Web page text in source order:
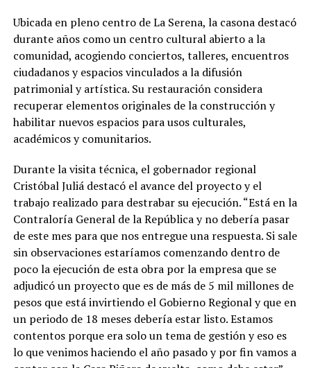
Ubicada en pleno centro de La Serena, la casona destacó
durante años como un centro cultural abierto a la
comunidad, acogiendo conciertos, talleres, encuentros
ciudadanos y espacios vinculados a la difusión
patrimonial y artística. Su restauración considera
recuperar elementos originales de la construcción y
habilitar nuevos espacios para usos culturales,
académicos y comunitarios.
Durante la visita técnica, el gobernador regional
Cristóbal Juliá destacó el avance del proyecto y el
trabajo realizado para destrabar su ejecución. “Está en la
Contraloría General de la República y no debería pasar
de este mes para que nos entregue una respuesta. Si sale
sin observaciones estaríamos comenzando dentro de
poco la ejecución de esta obra por la empresa que se
adjudicó un proyecto que es de más de 5 mil millones de
pesos que está invirtiendo el Gobierno Regional y que en
un periodo de 18 meses debería estar listo. Estamos
contentos porque era solo un tema de gestión y eso es
lo que venimos haciendo el año pasado y por fin vamos a